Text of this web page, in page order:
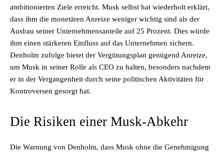
ambitionierten Ziele erreicht. Musk selbst hat wiederholt erklärt,
dass ihm die monetären Anreize weniger wichtig sind als der
Ausbau seiner Unternehmensanteile auf 25 Prozent. Dies würde
ihm einen stärkeren Einfluss auf das Unternehmen sichern.
Denholm zufolge bietet der Vergütungsplan genügend Anreize,
um Musk in seiner Rolle als CEO zu halten, besonders nachdem
er in der Vergangenheit durch seine politischen Aktivitäten für
Kontroversen gesorgt hat.
Die Risiken einer Musk-Abkehr
Die Warnung von Denholm, dass Musk ohne die Genehmigung